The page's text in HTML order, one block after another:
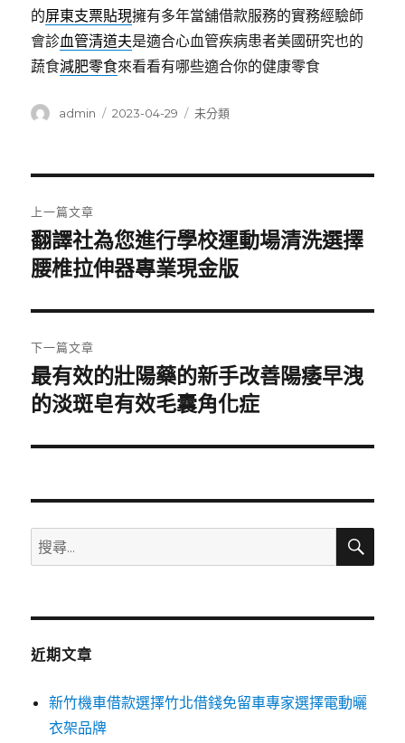
的屏東支票貼現擁有多年當舖借款服務的實務經驗師
會診血管清道夫是適合心血管疾病患者美國研究也的
蔬食減肥零食來看看有哪些適合你的健康零食
作
admin
發
2023-04-29
分
未分類
章
導
覽
上一篇文章
上
一
文
章:
翻譯社為您進行學校運動場清洗選擇
腰椎拉伸器專業現金版
下一篇文章
下
一
文
最有效的壯陽藥的新手改善陽痿早洩
的淡斑皂有效毛囊角化症
搜
尋
鍵
搜
近期文章
新竹機車借款選擇竹北借錢免留車專家選擇電動曬
衣架品牌